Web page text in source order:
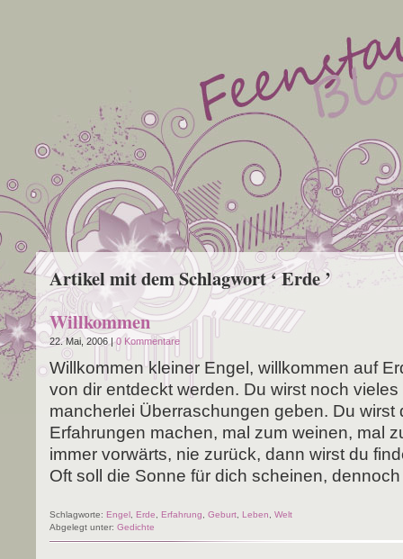
Artikel mit dem Schlagwort ‘ Erde ’
Willkommen
22. Mai, 2006 |0 Kommentare
Will­kom­men klei­ner Engel, will­kom­men auf
von dir ent­deckt wer­den. Du wirst noch
man­cher­lei Über­ra­schun­gen geben. Du wirst
Erfah­run­gen machen, mal zum wei­nen, mal
immer vor­wärts, nie zurück, dann wirst du
Oft soll die Son­ne für dich schei­nen,
Schlagworte: Engel Erde Erfahrung Geburt Leben
Welt
Abgelegt unter: Gedichte